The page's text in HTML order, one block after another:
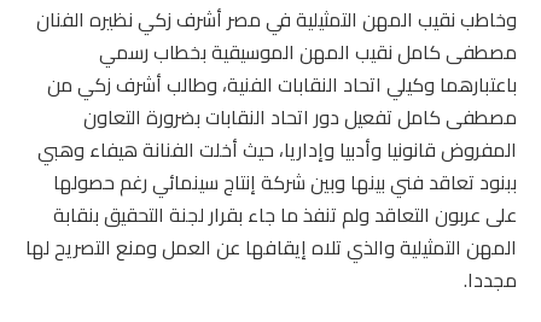
وخاطب نقيب المهن التمثيلية في مصر أشرف زكي نظيره الفنان
مصطفى كامل نقيب المهن الموسيقية بخطاب رسمي
باعتبارهما وكيلي اتحاد النقابات الفنية، وطالب أشرف زكي من
مصطفى كامل تفعيل دور اتحاد النقابات بضرورة التعاون
المفروض قانونيا وأدبيا وإداريا، حيث أخلت الفنانة هيفاء وهبي
ببنود تعاقد فني بينها وبين شركة إنتاج سينمائي رغم حصولها
على عربون التعاقد ولم تنفذ ما جاء بقرار لجنة التحقيق بنقابة
المهن التمثيلية والذي تلاه إيقافها عن العمل ومنع التصريح لها
مجددا.